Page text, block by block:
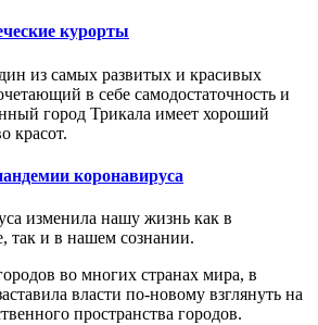
курорты
из самых развитых и красивых
в себе самодостаточность и
город Трикала имеет хороший
красот.
коронавируса
изменила нашу жизнь как в
так и в нашем сознании.
во многих странах мира, в
власти по-новому взглянуть на
пространства городов.